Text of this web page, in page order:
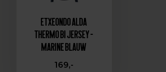
Etxeondo Alda
Thermo BI Jersey -
Marine blauw
169,-